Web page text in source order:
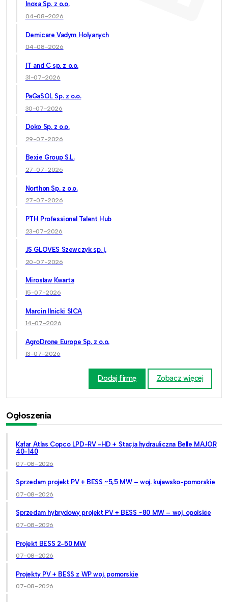
Inoxa Sp. z o.o.
04-08-2026
Demicare Vadym Holyanych
04-08-2026
IT and C sp. z o.o.
31-07-2026
PaGaSOL Sp. z o.o.
30-07-2026
Doko Sp. z o.o.
29-07-2026
Bexie Group S.L.
27-07-2026
Northon Sp. z o.o.
27-07-2026
PTH Professional Talent Hub
23-07-2026
JS GLOVES Szewczyk sp. j.
20-07-2026
Mirosław Kwarta
15-07-2026
Marcin Ilnicki SICA
14-07-2026
AgroDrone Europe Sp. z o.o.
13-07-2026
Dodaj firmę Zobacz więcej
Ogłoszenia
Kafar Atlas Copco LPD-RV -HD + Stacja hydrauliczna Belle MAJOR
40-140
07-08-2026
Sprzedam projekt PV + BESS ~5,5 MW – woj. kujawsko-pomorskie
07-08-2026
Sprzedam hybrydowy projekt PV + BESS ~80 MW – woj. opolskie
07-08-2026
Projekt BESS 2-50 MW
07-08-2026
Projekty PV + BESS z WP woj. pomorskie
07-08-2026